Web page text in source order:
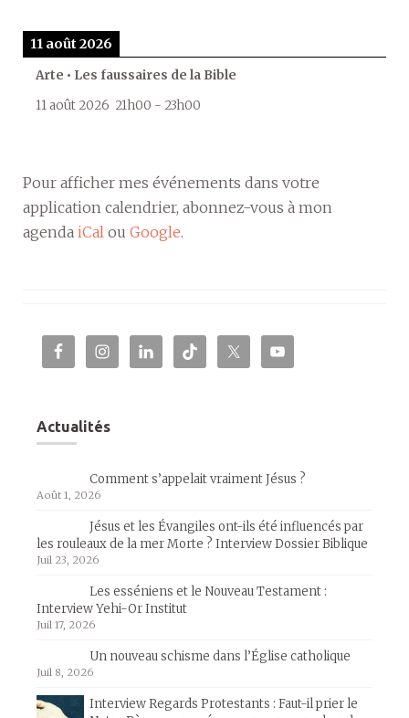
11 août 2026
Arte • Les faussaires de la Bible
11 août 2026 21h00 - 23h00
Pour afficher mes événements dans votre
application calendrier, abonnez-vous à mon
agenda iCal ou Google.
Actualités
Comment s’appelait vraiment Jésus ?
Août 1, 2026
Jésus et les Évangiles ont-ils été influencés par
les rouleaux de la mer Morte ? Interview Dossier Biblique
Juil 23, 2026
Les esséniens et le Nouveau Testament :
Interview Yehi-Or Institut
Juil 17, 2026
Un nouveau schisme dans l’Église catholique
Juil 8, 2026
Interview Regards Protestants : Faut-il prier le